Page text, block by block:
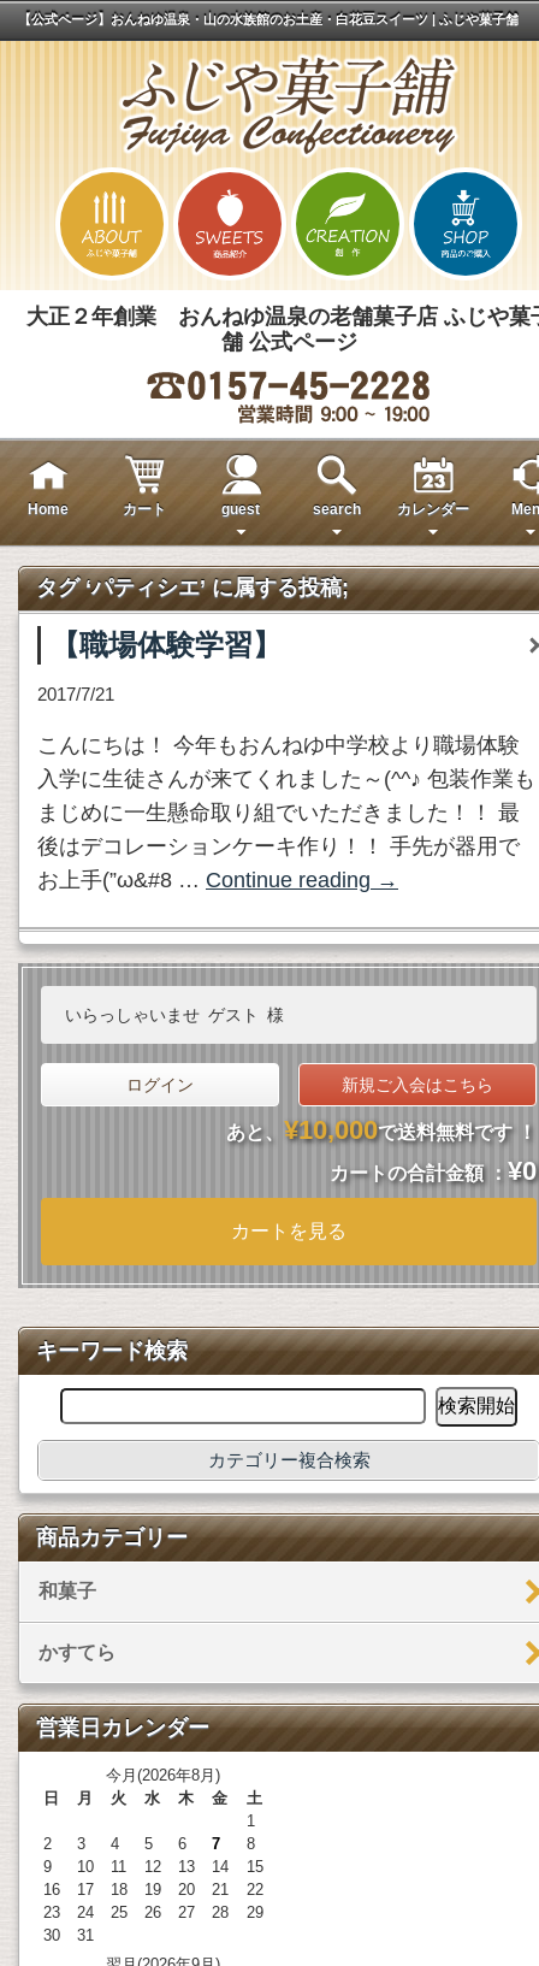
【公式ページ】おんねゆ温泉・山の水族館のお土産・白花豆スイーツ | ふじや菓子舗
大正２年創業 おんねゆ温泉の老舗菓子店 ふじや菓
舗 公式ページ
Home カート guest search カレンダー
タグ ‘パティシエ’ に属する投稿;
【職場体験学習】
2017/7/21
こんにちは！ 今年もおんねゆ中学校より職場体験
入学に生徒さんが来てくれました～(^^♪ 包装作業も
まじめに一生懸命取り組でいただきました！！ 最
後はデコレーションケーキ作り！！ 手先が器用で
お上手(”ω&#8 … Continue reading →
いらっしゃいませ ゲスト 様
ログイン 新規ご入会はこちら
あと、 ¥10,000で送料無料です ！
カートの合計金額 ： ¥0
カートを見る
キーワード検索
カテゴリー複合検索
商品カテゴリー
和菓子
かすてら
営業日カレンダー
今月(2026年8月)
日
月 火 水 木 金
土
1
2
3 4 5 6 7
8
9
10 11 12 13 14
15
16
17 18 19 20 21
22
23
24 25 26 27 28
29
30
31